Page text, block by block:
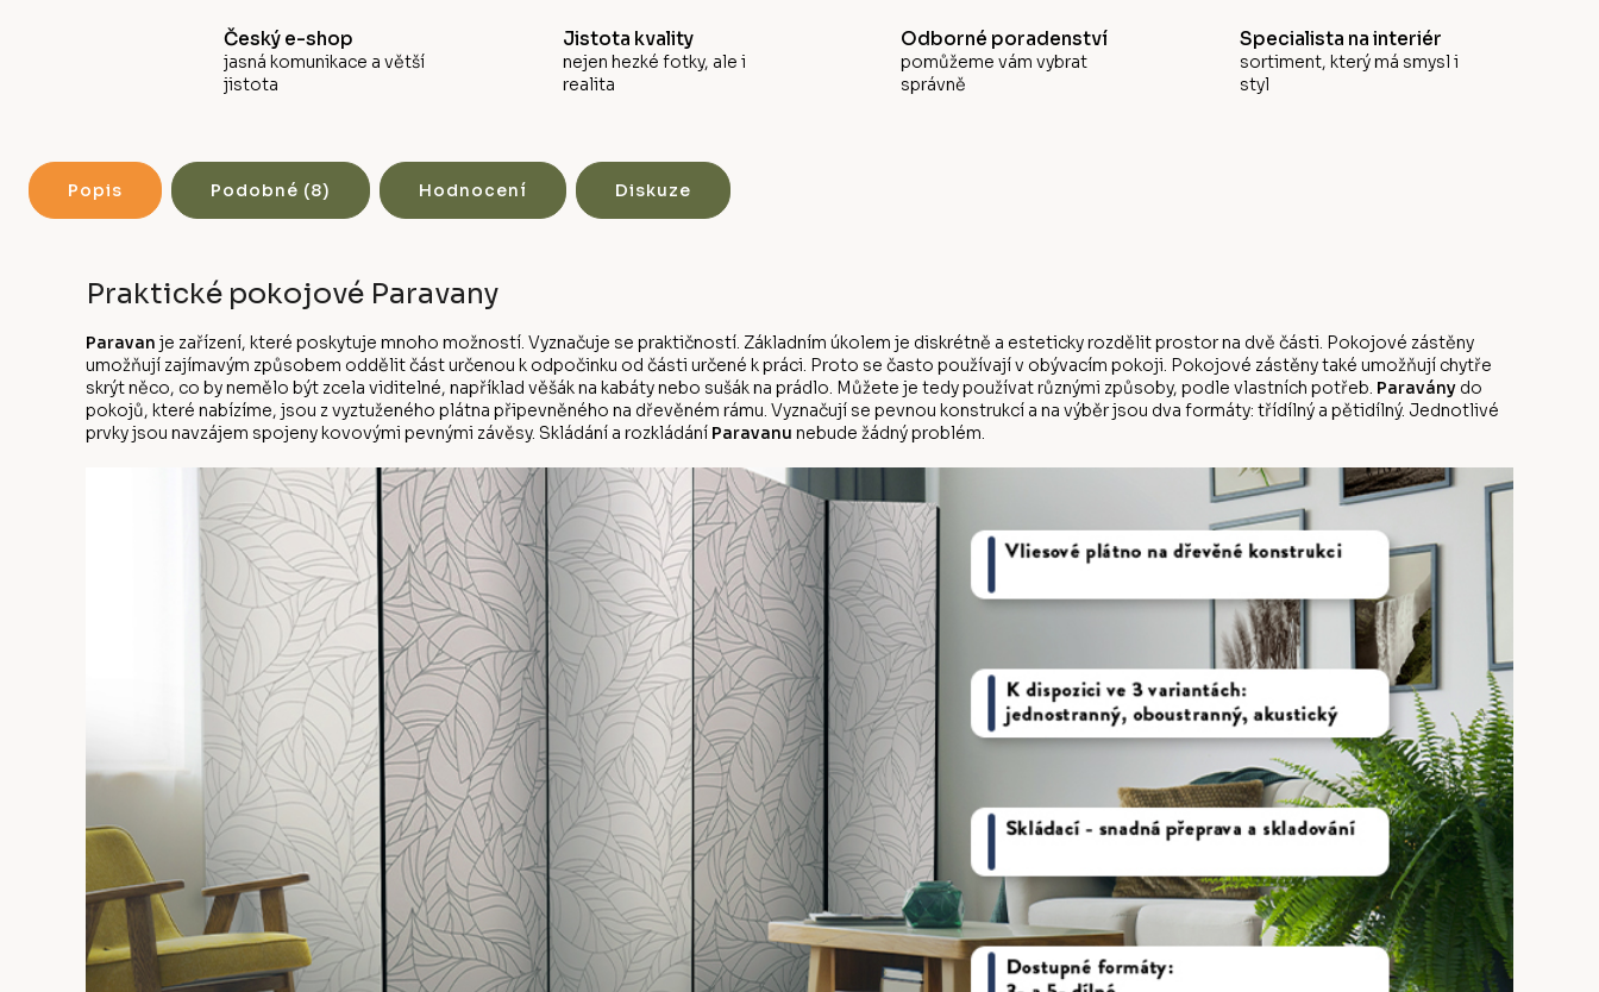
Český e-shop
jasná komunikace a větší
jistota
Jistota kvality
nejen hezké fotky, ale i
realita
Odborné poradenství
pomůžeme vám vybrat
správně
Specialista na interiér
sortiment, který má smysl i
styl
Popis Podobné (8) Hodnocení Diskuze
Praktické pokojové Paravany
Paravan je zařízení, které poskytuje mnoho možností. Vyznačuje se praktičností. Základním úkolem je diskrétně a esteticky rozdělit prostor na dvě části. Pokojové zástěny
umožňují zajímavým způsobem oddělit část určenou k odpočinku od části určené k práci. Proto se často používají v obývacím pokoji. Pokojové zástěny také umožňují chytře
skrýt něco, co by nemělo být zcela viditelné, například věšák na kabáty nebo sušák na prádlo. Můžete je tedy používat různými způsoby, podle vlastních potřeb. Paravány do
pokojů, které nabízíme, jsou z vyztuženého plátna připevněného na dřevěném rámu. Vyznačují se pevnou konstrukcí a na výběr jsou dva formáty: třídílný a pětidílný. Jednotlivé
prvky jsou navzájem spojeny kovovými pevnými závěsy. Skládání a rozkládání Paravanu nebude žádný problém.